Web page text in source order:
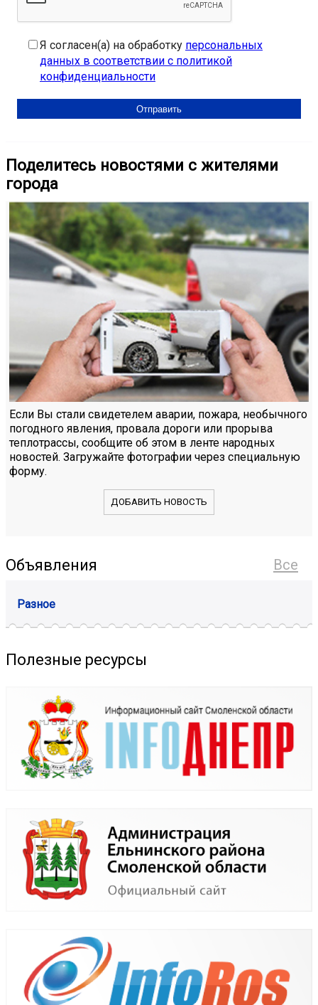
Я согласен(а) на обработку персональных
данных в соответствии с политикой
конфиденциальности
Поделитесь новостями с жителями
города
Если Вы стали свидетелем аварии, пожара, необычного
погодного явления, провала дороги или прорыва
теплотрассы, сообщите об этом в ленте народных
новостей. Загружайте фотографии через специальную
форму.
ДОБАВИТЬ НОВОСТЬ
Все
Объявления
Разное
Полезные ресурсы